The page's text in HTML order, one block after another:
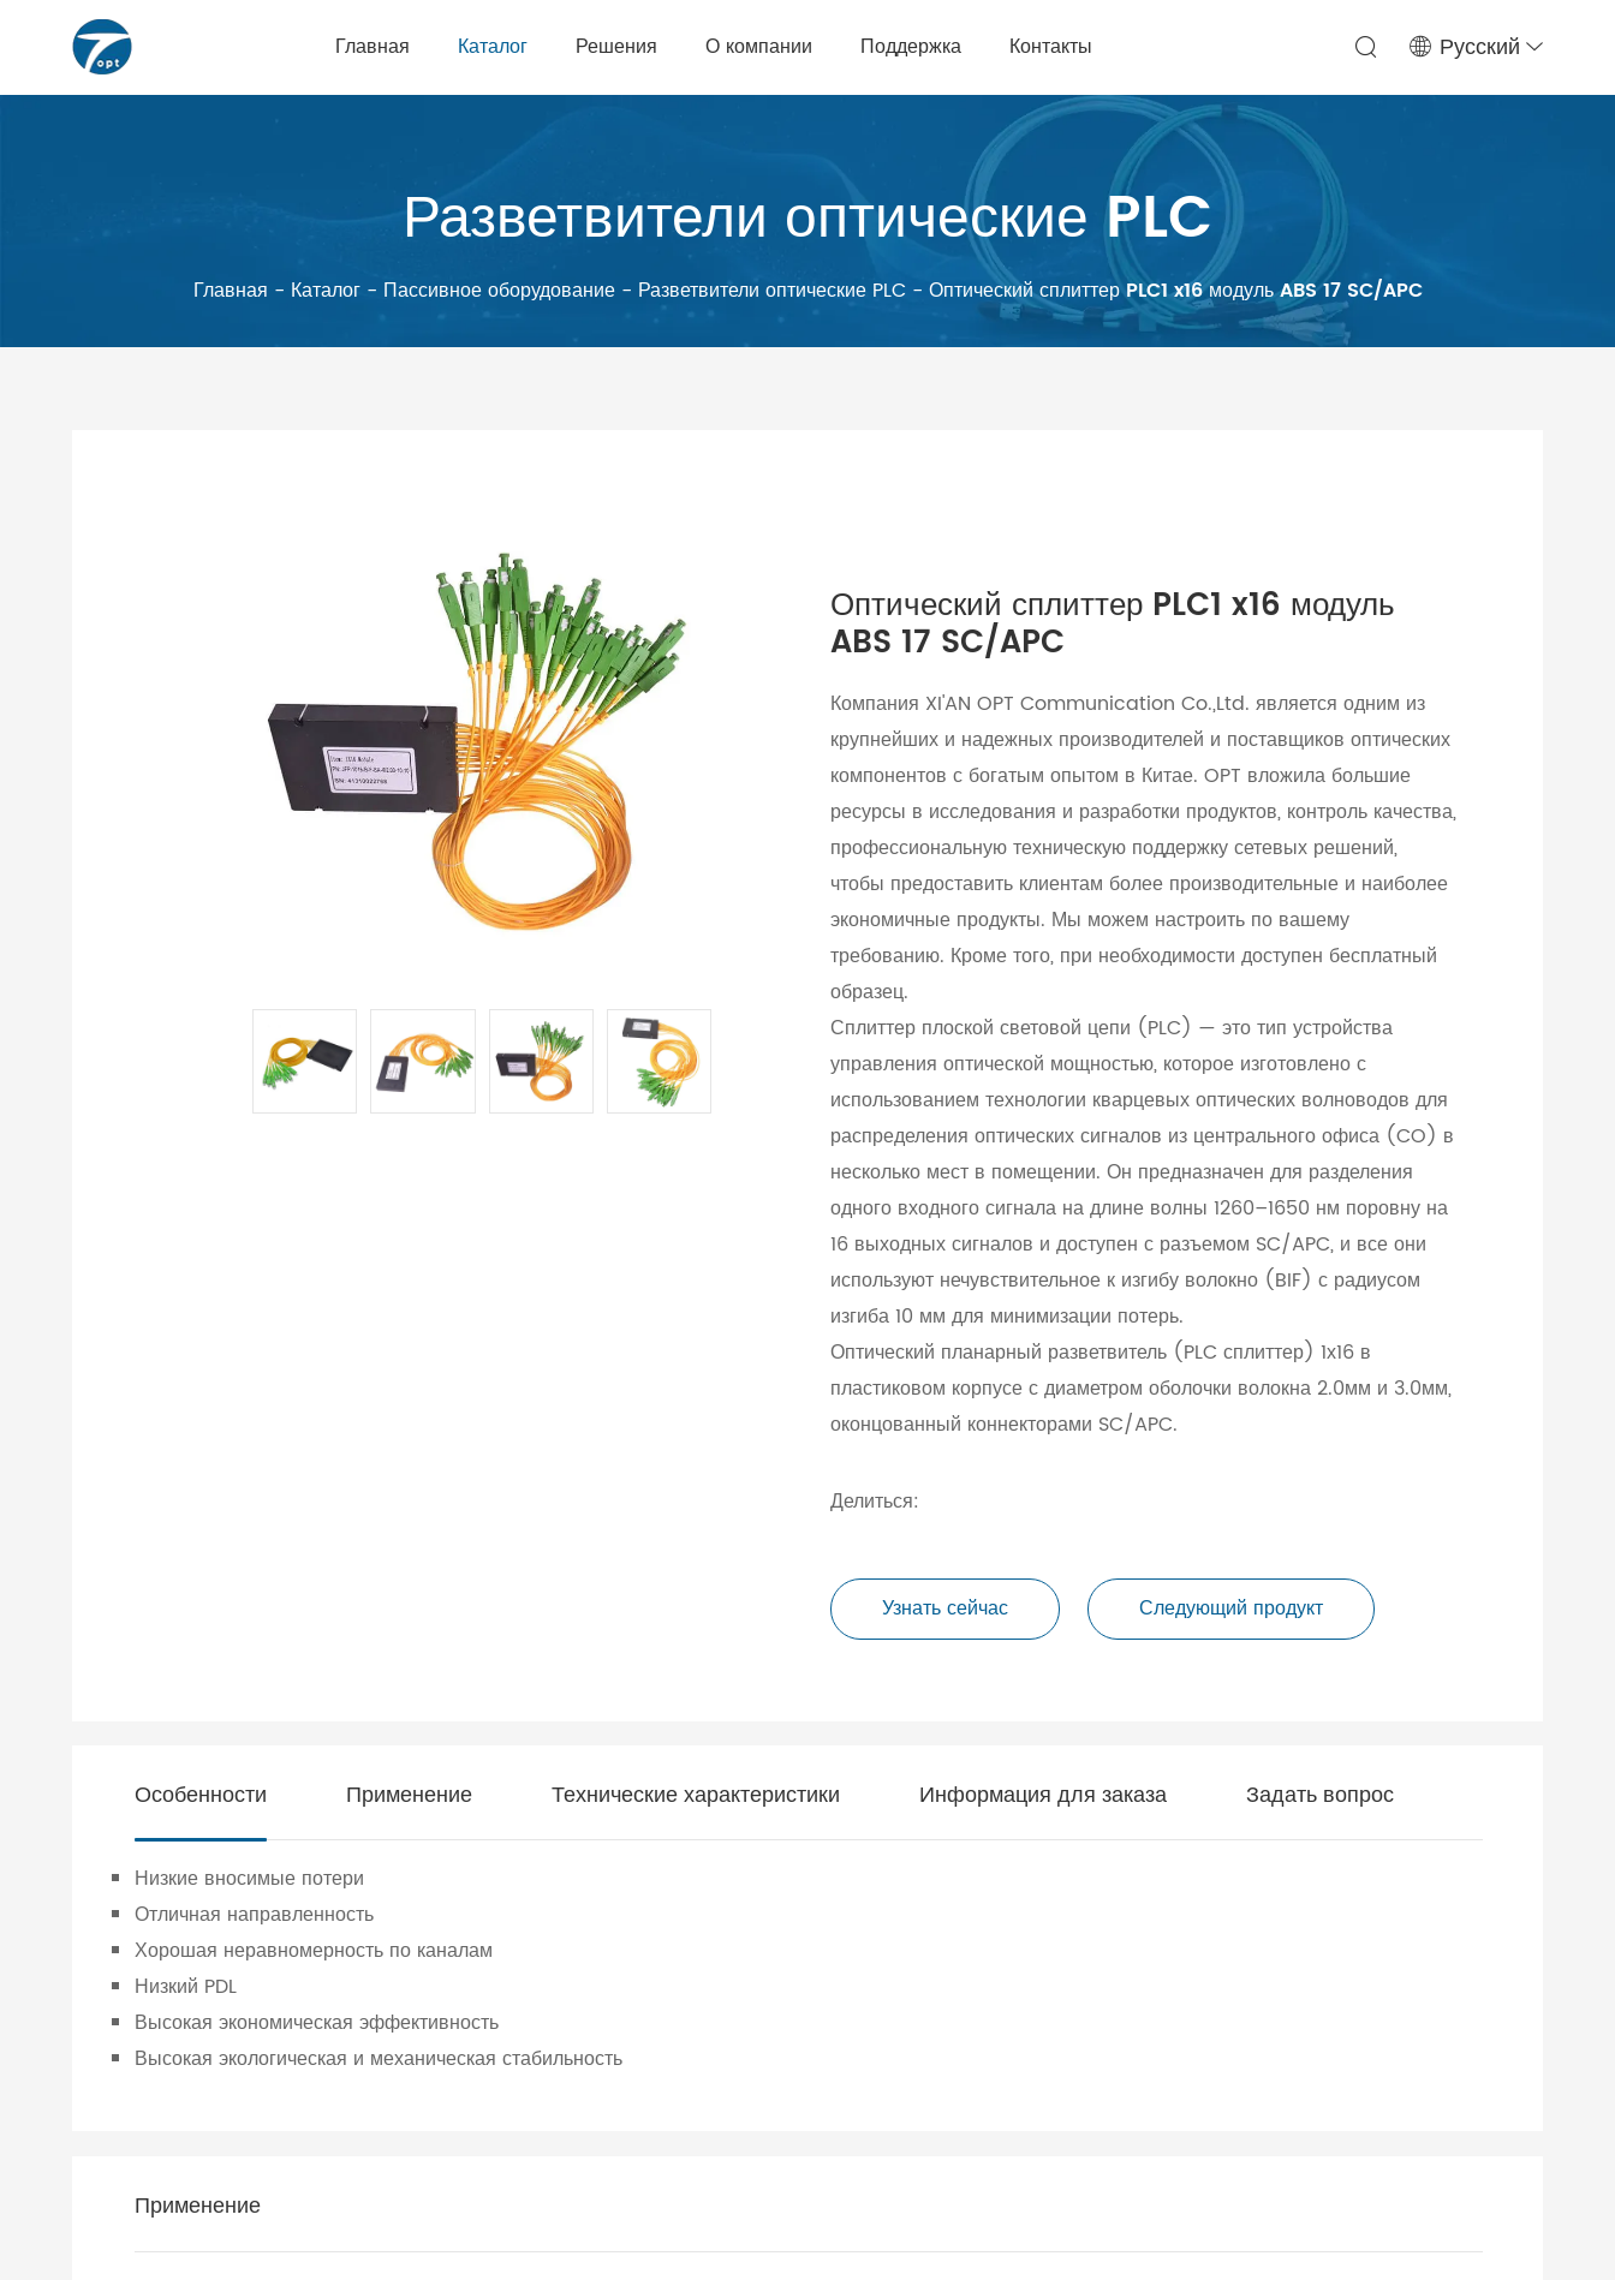
Главная Каталог Решения О компании Поддержка Контакты Русский
Разветвители оптические PLC
Главная - Каталог - Пассивное оборудование - Разветвители оптические PLC - Оптический сплиттер PLC1 x16 модуль ABS 17 SC/APC
Оптический сплиттер PLC1 x16 модуль
ABS 17 SC/APC
Компания XI'AN OPT Communication Co.,Ltd. является одним из
крупнейших и надежных производителей и поставщиков оптических
компонентов с богатым опытом в Китае. OPT вложила большие
ресурсы в исследования и разработки продуктов, контроль качества,
профессиональную техническую поддержку сетевых решений,
чтобы предоставить клиентам более производительные и наиболее
экономичные продукты. Мы можем настроить по вашему
требованию. Кроме того, при необходимости доступен бесплатный
образец.
Сплиттер плоской световой цепи (PLC) — это тип устройства
управления оптической мощностью, которое изготовлено с
использованием технологии кварцевых оптических волноводов для
распределения оптических сигналов из центрального офиса (CO) в
несколько мест в помещении. Он предназначен для разделения
одного входного сигнала на длине волны 1260–1650 нм поровну на
16 выходных сигналов и доступен с разъемом SC/APC, и все они
используют нечувствительное к изгибу волокно (BIF) с радиусом
изгиба 10 мм для минимизации потерь.
Оптический планарный разветвитель (PLC сплиттер) 1х16 в
пластиковом корпусе с диаметром оболочки волокна 2.0мм и 3.0мм,
оконцованный коннекторами SC/APC.
Делиться:
Узнать сейчас Следующий продукт
Особенности Применение Технические характеристики Информация для заказа Задать вопрос
Низкие вносимые потери
Отличная направленность
Хорошая неравномерность по каналам
Низкий PDL
Высокая экономическая эффективность
Высокая экологическая и механическая стабильность
Применение